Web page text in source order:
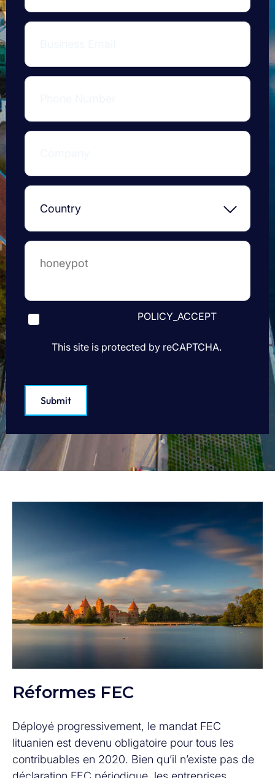
POLICY_ACCEPT
This site is protected by reCAPTCHA.
Submit
Réformes FEC
Déployé progressivement, le mandat FEC
lituanien est devenu obligatoire pour tous les
contribuables en 2020. Bien qu’il n’existe pas de